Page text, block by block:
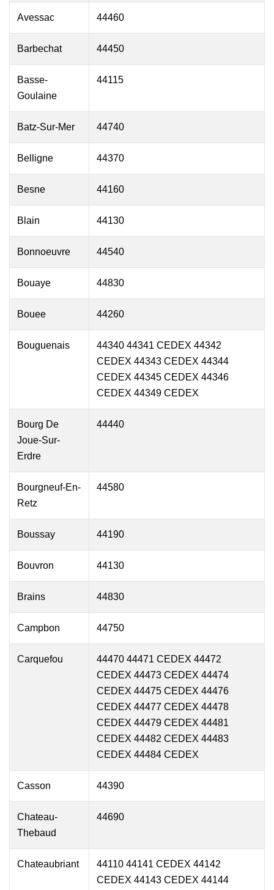
Avessac 44460
Barbechat 44450
Basse-
Goulaine
44115
Batz-Sur-Mer 44740
Belligne 44370
Besne 44160
Blain 44130
Bonnoeuvre 44540
Bouaye 44830
Bouee 44260
Bouguenais
44340 44341 CEDEX 44342
CEDEX 44343 CEDEX 44344
CEDEX 44345 CEDEX 44346
CEDEX 44349 CEDEX
Bourg De
Joue-Sur-
Erdre
44440
Bourgneuf-En-
Retz
44580
Boussay 44190
Bouvron 44130
Brains 44830
Campbon 44750
Carquefou
44470 44471 CEDEX 44472
CEDEX 44473 CEDEX 44474
CEDEX 44475 CEDEX 44476
CEDEX 44477 CEDEX 44478
CEDEX 44479 CEDEX 44481
CEDEX 44482 CEDEX 44483
CEDEX 44484 CEDEX
Casson 44390
Chateau-
Thebaud
44690
Chateaubriant
44110 44141 CEDEX 44142
CEDEX 44143 CEDEX 44144